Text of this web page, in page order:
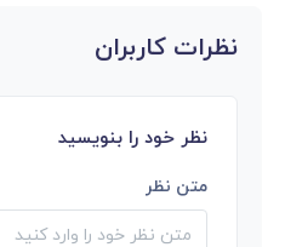
نظرات کاربران
نظر خود را بنویسید
متن نظر